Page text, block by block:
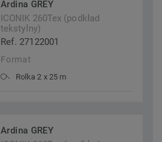
Ardina GREY
ICONIK 260Tex (podkład
tekstylny)
Ref. 27122001
Format
Rolka 2 x 25 m
Ardina GREY